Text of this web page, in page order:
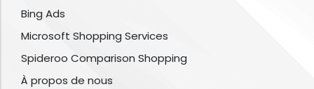
Bing Ads
Microsoft Shopping Services
Spideroo Comparison Shopping
À propos de nous